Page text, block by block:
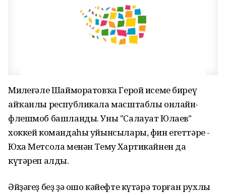
Миңлеғәле Шайморатовҡа Герой исеме биреү
айҡанлы республикала масштаблы онлайн-
флешмоб башланды. Уны "Салауат Юлаев"
хоккей командаһы уйынсылары, фин егеттәре -
Юха Метсола менән Тему Хартикайнен да
күтәреп алды.
Әйҙәгеҙ беҙ ҙә ошо кәйефте күтәрә торған рухлы